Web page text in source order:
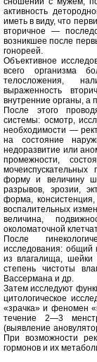
активность
иметь в виду, что
вторичное —
возникшее после
гонореей.
Объективное
всего организма
телосложения,
выраженность
внутренние органы, а
После этого
системы: осмотр,
необходимости —
на состояние
недоразвитие или
промежности,
мочеиспускательных
форму и величину
разрывов, эрозии,
форма,
воспалительных
величина,
околоматочной
После
исследования: общий
из влагалища, шейки
степень чистоты
Вассермана и др.
Затем исследуют
цитологическое
«зрачка» и феномен
течение 2—3
(выявление
При возможности
гормонов и их